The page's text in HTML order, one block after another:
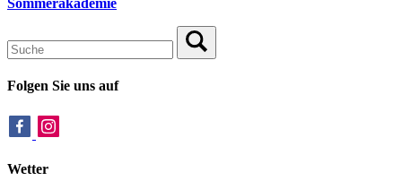
Sommerakademie
Folgen Sie uns auf
Wetter